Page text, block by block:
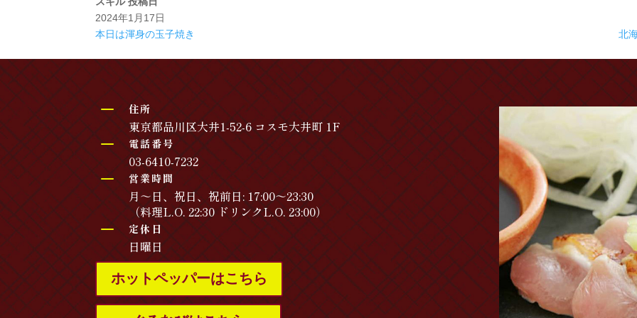
2024年1月17日
本日は渾身の玉子焼き
北
K 住所
東京都品川区大井1-52-6 コスモ大井町 1F
K 電話番号
03-6410-7232
K 営業時間
月～日、祝日、祝前日: 17:00～23:30
（料理L.O. 22:30 ドリンクL.O. 23:00）
K 定休日
日曜日
ホットペッパーはこちら